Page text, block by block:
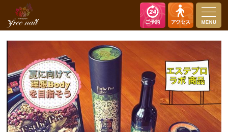
nail salon free nail（ネイルサロン フリーネイル）